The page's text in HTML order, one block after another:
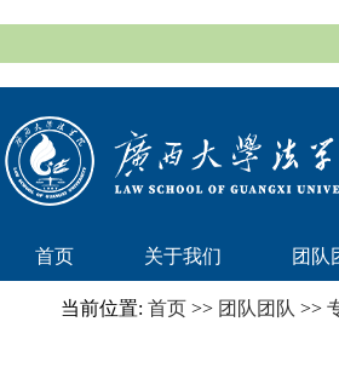
首页 关于我们 团队
当前位置: 首页 >> 团队团队 >>